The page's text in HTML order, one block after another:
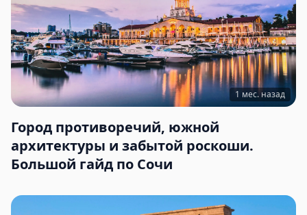
1 мес. назад
Город противоречий, южной
архитектуры и забытой роскоши.
Большой гайд по Сочи